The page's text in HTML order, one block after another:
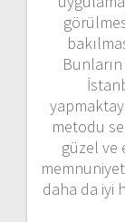
metodu
güzel ve
daha da iyi